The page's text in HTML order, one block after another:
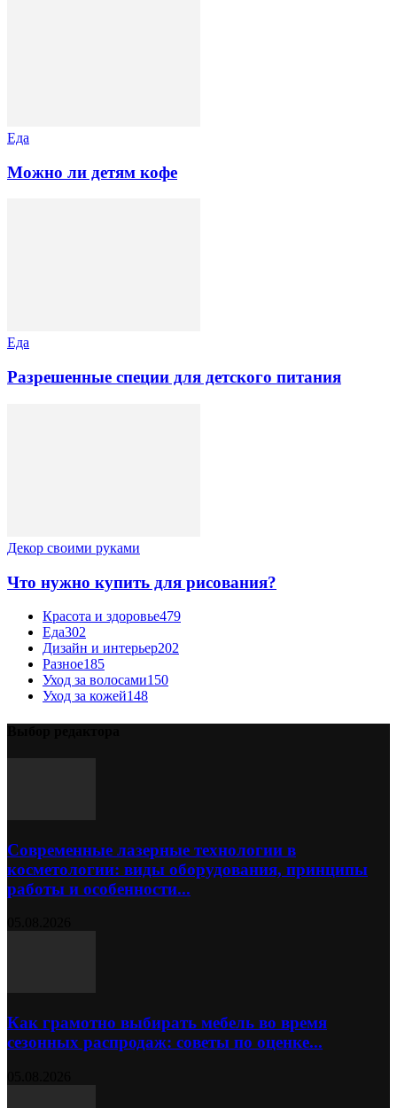
Еда
Можно ли детям кофе
Еда
Разрешенные специи для детского питания
Декор своими руками
Что нужно купить для рисования?
Красота и здоровье479
Еда302
Дизайн и интерьер202
Разное185
Уход за волосами150
Уход за кожей148
Современные лазерные технологии в
косметологии: виды оборудования, принципы
работы и особенности...
Как грамотно выбирать мебель во время
сезонных распродаж: советы по оценке...